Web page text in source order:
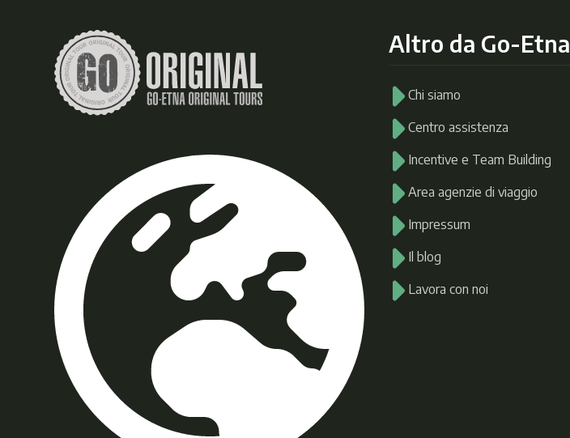
Altro da Go-Etna
Chi siamo
Centro assistenza
Incentive e Team Building
Area agenzie di viaggio
Impressum
Il blog
Lavora con noi